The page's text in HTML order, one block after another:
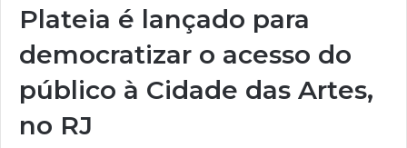
Plateia é lançado para
democratizar o acesso do
público à Cidade das Artes,
no RJ